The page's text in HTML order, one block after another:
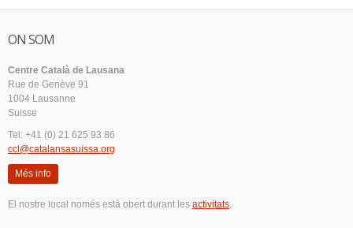
ON SOM
Centre Català de Lausana
Rue de Genève 91
1004 Lausanne
Suisse
Tel: +41 (0) 21 625 93 86
ccl@catalansasuissa.org
Més info
El nostre local només està obert durant les activitats.